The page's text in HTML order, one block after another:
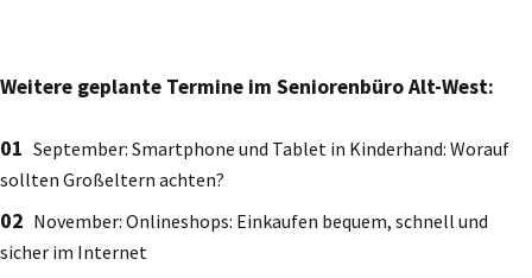
Weitere geplante Termine im Seniorenbüro Alt-West:
September: Smartphone und Tablet in Kinderhand: Worauf
sollten Großeltern achten?
November: Onlineshops: Einkaufen bequem, schnell und
sicher im Internet